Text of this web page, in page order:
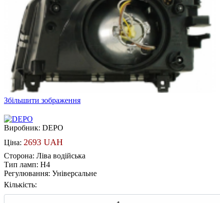
Збільшити зображення
Виробник: DEPO
Ціна: 2693 UAH
Сторона: Ліва водійська
Тип ламп: H4
Регулювання: Універсальне
Кількість: